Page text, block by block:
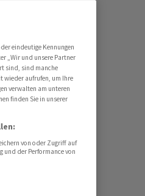
eindeutige Kennungen
„Wir und unsere Partner
sind, sind manche
wieder aufrufen, um Ihre
verwalten am unteren
finden Sie in unserer
von oder Zugriff auf
und der Performance von